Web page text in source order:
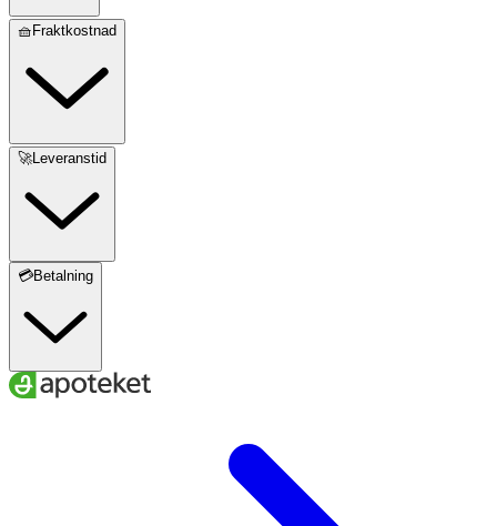
🧺Fraktkostnad
🚀Leveranstid
💳Betalning